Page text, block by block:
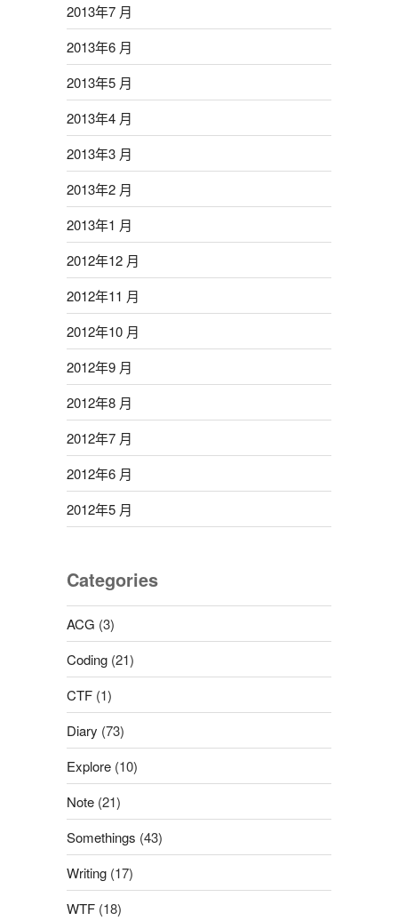
2013年7 月
2013年6 月
2013年5 月
2013年4 月
2013年3 月
2013年2 月
2013年1 月
2012年12 月
2012年11 月
2012年10 月
2012年9 月
2012年8 月
2012年7 月
2012年6 月
2012年5 月
Categories
ACG (3)
Coding(21)
CTF(1)
Diary (73)
Explore(10)
Note(21)
Somethings (43)
Writing(17)
WTF(18)